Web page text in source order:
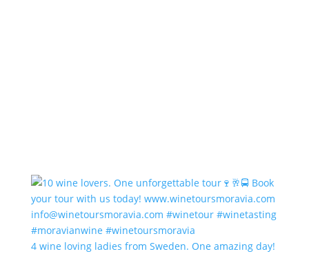
4 wine loving ladies from Sweden. One amazing day!